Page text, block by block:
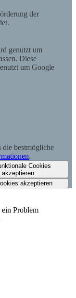
der
genutzt um
Diese
um Google
die bestmögliche
.
Cookies
akzeptieren
akzeptieren
Problem